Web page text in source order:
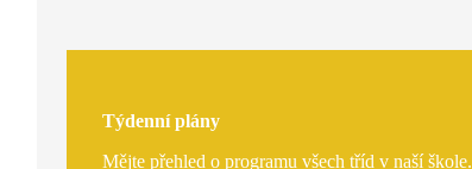
Týdenní plány
Mějte přehled o programu všech tříd v naší škole.